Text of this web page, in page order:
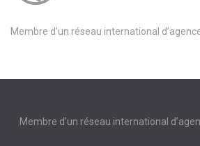
Membre d’un réseau international
Membre d’un réseau international